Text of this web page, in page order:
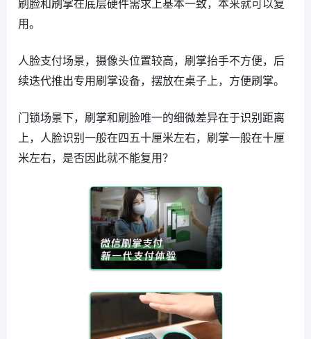
刷脸和刷掌在底层硬件需求上基本一致，本来就可以复
用。
人脸支付场景，摄像头位置较高，刷掌抬手不方便，后
续迭代推出专用刷掌设备，摆放在桌子上，方便刷掌。
门锁场景下，刷掌和刷脸唯一的细微差异在于识别距离
上，人脸识别一般在四五十厘米左右，刷掌一般在十厘
米左右，是否因此就不能复用？